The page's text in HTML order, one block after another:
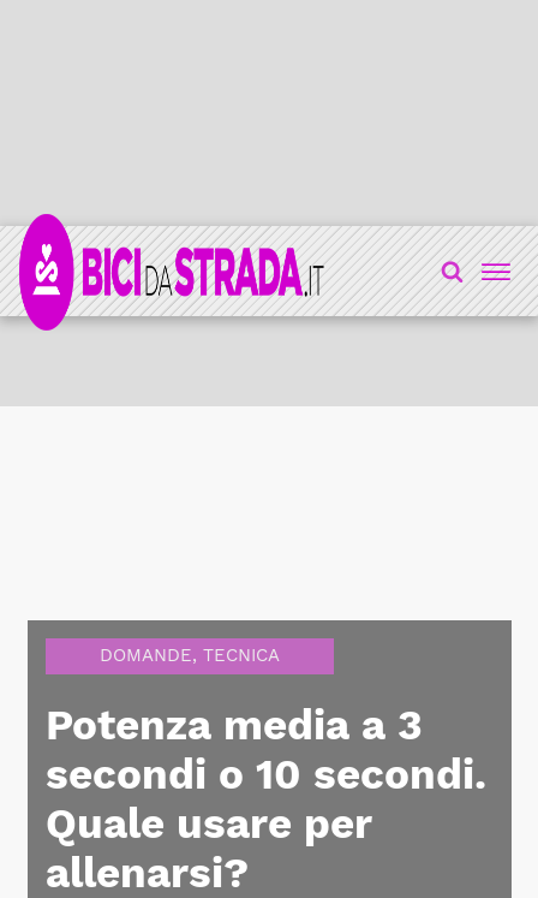
DOMANDE, TECNICA
Potenza media a 3
secondi o 10 secondi.
Quale usare per
allenarsi?